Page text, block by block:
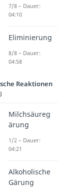
zur
haben dir die
Beobachtungen
Auswertung der
einmal in einer
Beobachtung
7/8 – Dauer:
04:10
Eliminierung
8/8 – Dauer:
04:58
Reaktionen
Milchsäureg
ärung
1/2 – Dauer:
04:21
Alkoholische
Gärung